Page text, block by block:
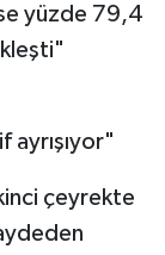
ise yüzde 79,4
ayrışıyor"
çeyrekte